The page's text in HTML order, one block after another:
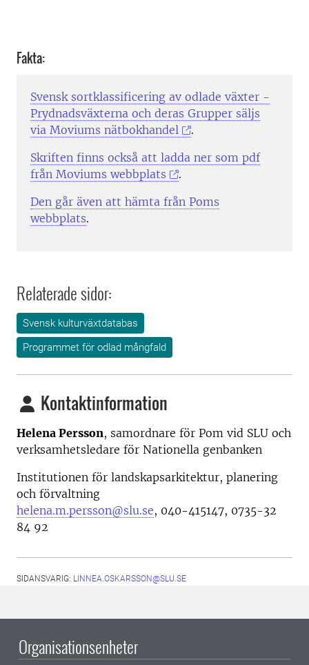
Fakta:
Svensk sortklassificering av odlade växter -
Prydnadsväxterna och deras Grupper säljs
via Moviums nätbokhandel
.
Skriften finns också att ladda ner som pdf
från Moviums webbplats
.
Den går även att hämta från Poms
webbplats.
Relaterade sidor:
Svensk kulturväxtdatabas
Programmet för odlad mångfald
Kontaktinformation
Helena Persson, samordnare för Pom vid SLU och
verksamhetsledare för Nationella genbanken
Institutionen för landskapsarkitektur, planering
och förvaltning
helena.m.persson@slu.se, 040-415147, 0735-32
84 92
SIDANSVARIG: LINNEA.OSKARSSON@SLU.SE
Organisationsenheter